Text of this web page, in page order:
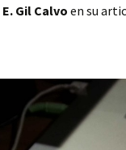
E. Gil Calvo en su